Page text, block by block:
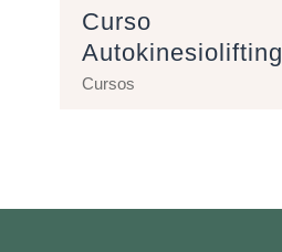
Curso
Autokinesiolifting
Cursos